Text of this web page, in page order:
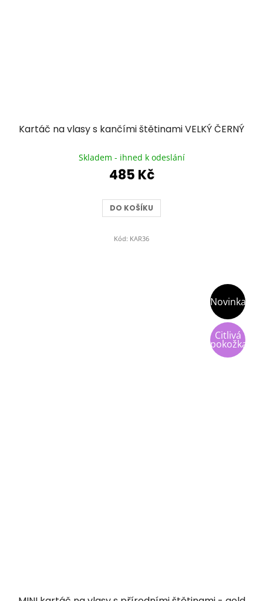
Kartáč na vlasy s kančími štětinami VELKÝ ČERNÝ
hodnocení
produktu
je
z
5
Skladem - ihned k odeslání
485 Kč
DO KOŠÍKU
Kód: KAR36
Novinka
Citlivá
pokožka